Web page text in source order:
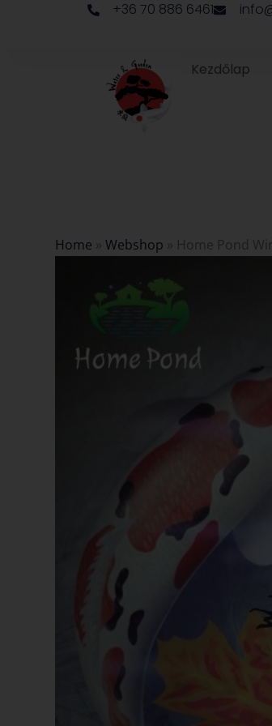
+36 70 886 6461
Kezdőlap
Home » Webshop » Home Pond